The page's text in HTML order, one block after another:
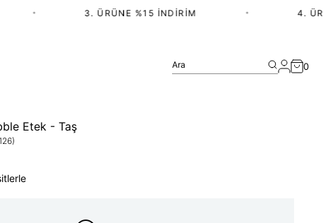
3. ÜRÜNE %15 İNDIRIM 4.
Ara 0
Etek - Taş